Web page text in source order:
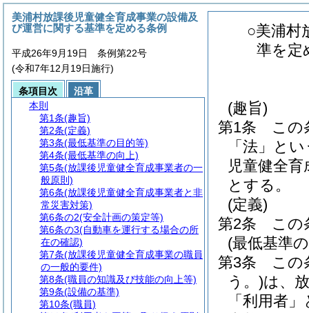
○美浦村
準を定
(趣旨)
第1条
この
「法」と
児童健全
とする。
(定義)
第2条
この
(最低基準
第3条
この
う。)は、
「利用者
美浦村放課後児童健全育成事業の設備及
び運営に関する基準を定める条例
平成26年9月19日 条例第22号
(令和7年12月19日施行)
条項目次
沿革
本則
第1条(趣旨)
第2条(定義)
第3条(最低基準の目的等)
第4条(最低基準の向上)
第5条(放課後児童健全育成事業者の一
般原則)
第6条(放課後児童健全育成事業者と非
常災害対策)
第6条の2(安全計画の策定等)
第6条の3(自動車を運行する場合の所
在の確認)
第7条(放課後児童健全育成事業の職員
の一般的要件)
第8条(職員の知識及び技能の向上等)
第9条(設備の基準)
第10条(職員)